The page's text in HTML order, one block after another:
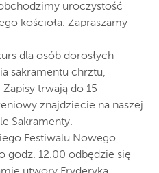
uroczystość
kościoła. Zapraszamy
dla osób dorosłych
sakramentu chrztu,
trwają do 15
znajdziecie na naszej
Sakramenty.
Festiwalu Nowego
godz. 12.00 odbędzie się